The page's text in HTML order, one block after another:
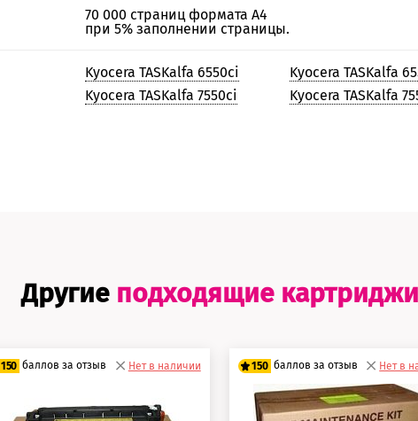
70 000 страниц формата А4
при 5% заполнении страницы.
Kyocera TASKalfa 6550ci
Kyocera TASKalfa 7550ci
Kyocera TASKalfa
Kyocera TASKalfa
Другие подходящие картриджи
150 баллов за отзыв
125 баллов
Нет в наличии 150 баллов за отзыв
125 баллов
Нет в